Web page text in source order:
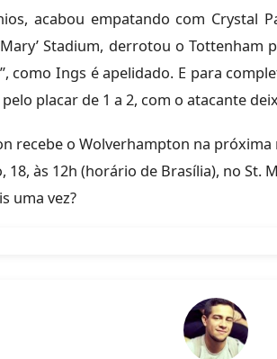
acabou empatando com Crystal
Stadium, derrotou o Tottenham
como Ings é apelidado. E para
placar de 1 a 2, com o atacante
recebe o Wolverhampton na
18, às 12h (horário de Brasília), no St.
uma vez?